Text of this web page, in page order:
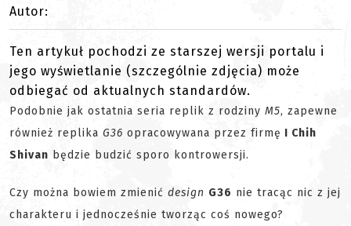
Autor:
Ten artykuł pochodzi ze starszej wersji portalu i
jego wyświetlanie (szczególnie zdjęcia) może
odbiegać od aktualnych standardów.
Podobnie jak ostatnia seria replik z rodziny M5, zapewne
również replika G36 opracowywana przez firmę I Chih
Shivan będzie budzić sporo kontrowersji.
Czy można bowiem zmienić design G36 nie tracąc nic z jej
charakteru i jednocześnie tworząc coś nowego?